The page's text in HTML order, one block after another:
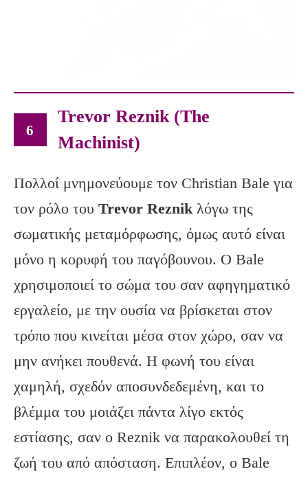
6
Trevor Reznik (The
Machinist)
Πολλοί μνημονεύουμε τον Christian Bale για
τον ρόλο του Trevor Reznikλόγω της
σωματικής μεταμόρφωσης, όμως αυτό είναι
μόνο η κορυφή του παγόβουνου. Ο Bale
χρησιμοποιεί το σώμα του σαν αφηγηματικό
εργαλείο, με την ουσία να βρίσκεται στον
τρόπο που κινείται μέσα στον χώρο, σαν να
μην ανήκει πουθενά. Η φωνή του είναι
χαμηλή, σχεδόν αποσυνδεδεμένη, και το
βλέμμα του μοιάζει πάντα λίγο εκτός
εστίασης, σαν ο Reznik να παρακολουθεί τη
ζωή του από απόσταση. Επιπλέον, ο Bale